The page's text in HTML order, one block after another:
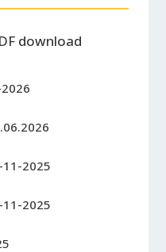
download
2025
2025